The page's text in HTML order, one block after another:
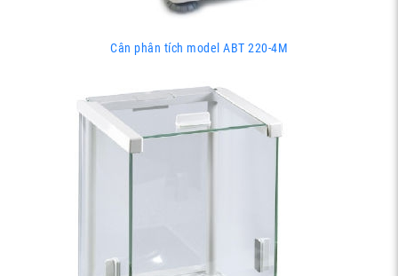
Cân phân tích model ABT 220-4M